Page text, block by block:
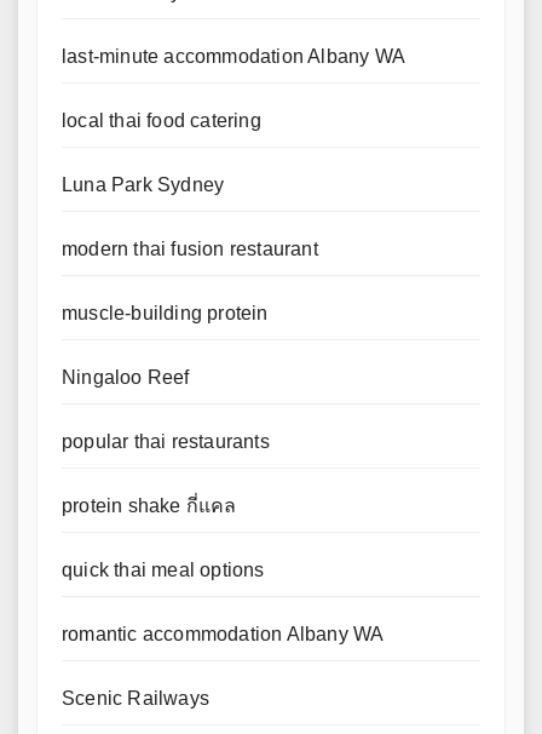
last-minute accommodation Albany WA
local thai food catering
Luna Park Sydney
modern thai fusion restaurant
muscle-building protein
Ningaloo Reef
popular thai restaurants
protein shake กี่แคล
quick thai meal options
romantic accommodation Albany WA
Scenic Railways